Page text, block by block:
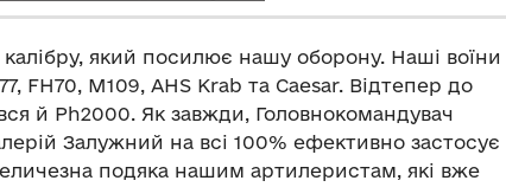
який посилює нашу оборону. Наші воїни
FH70, M109, AHS Krab та Caesar. Відтепер до
й Ph2000. Як завжди, Головнокомандувач
Залужний на всі 100% ефективно застосує
подяка нашим артилеристам, які вже